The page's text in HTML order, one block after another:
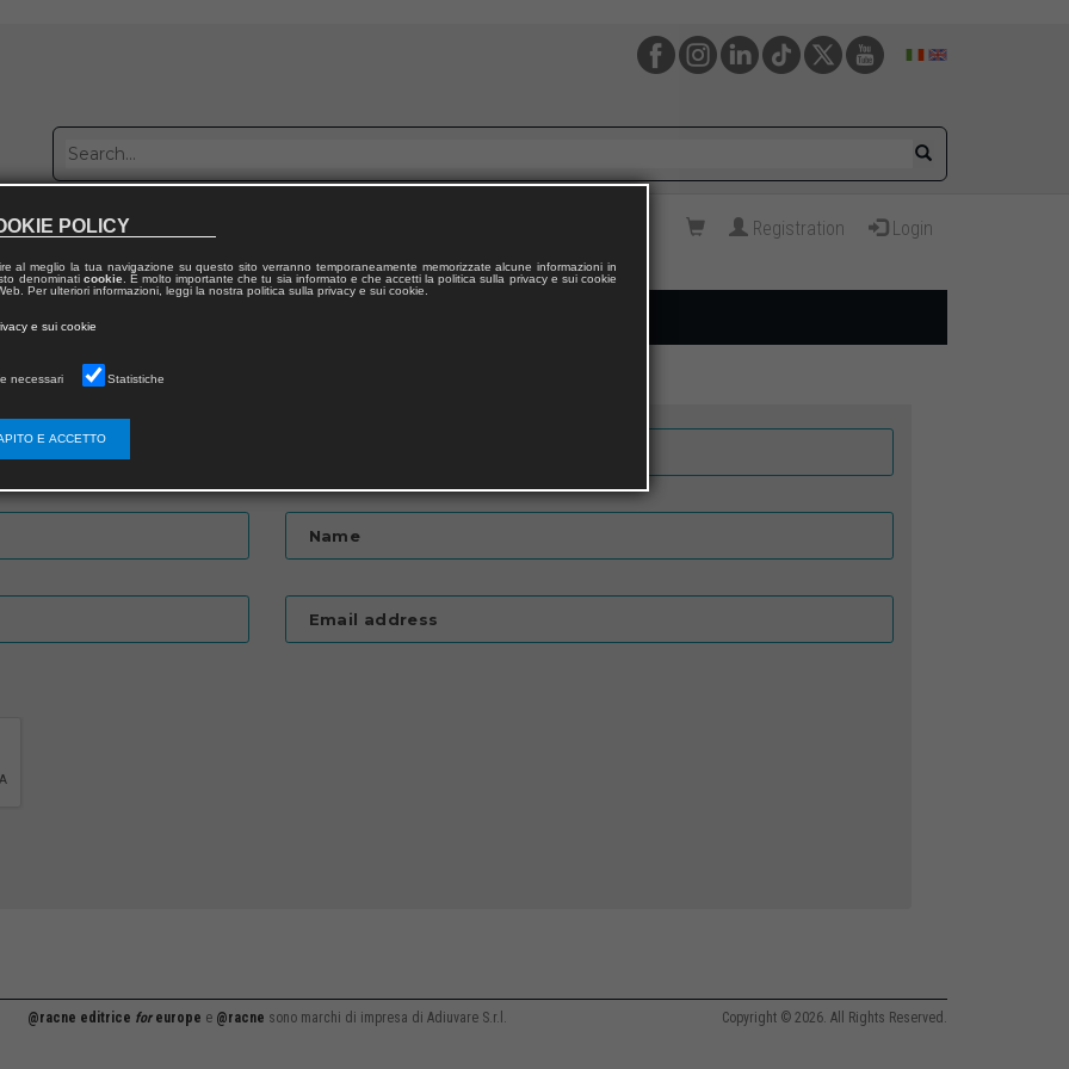
with us Registration Login
Name
Email address
@racne editrice foreurope e @racne sono marchi di impresa di Adiuvare S.r.l. Copyright © 2026. All Rights Reserved.
POLICY
al meglio la tua navigazione su questo sito verranno temporaneamente memorizzate alcune informazioni in
denominati cookie. È molto importante che tu sia informato e che accetti la politica sulla privacy e sui cookie
Per ulteriori informazioni, leggi la nostra politica sulla privacy e sui cookie.
e sui cookie
necessari Statistiche
E ACCETTO